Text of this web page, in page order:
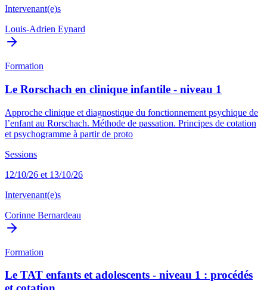
Intervenant(e)s
Louis-Adrien Eynard
Formation
Le Rorschach en clinique infantile - niveau 1
Approche clinique et diagnostique du fonctionnement psychique de
l’enfant au Rorschach. Méthode de passation. Principes de cotation
et psychogramme à partir de proto
Sessions
12/10/26 et 13/10/26
Intervenant(e)s
Corinne Bernardeau
Formation
Le TAT enfants et adolescents - niveau 1 : procédés